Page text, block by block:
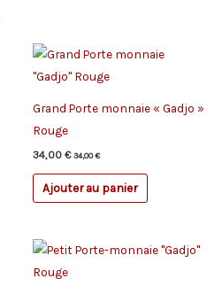
Grand Porte monnaie « Gadjo »
Rouge
34,00 € 34,00€
Ajouter au panier